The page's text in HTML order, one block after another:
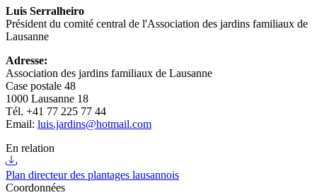
Luis Serralheiro
Président du comité central de l'Association des jardins familiaux de
Lausanne
Adresse:
Association des jardins familiaux de Lausanne
Case postale 48
1000 Lausanne 18
Tél. +41 77 225 77 44
Email: luis.jardins@hotmail.com
En relation
Plan directeur des plantages lausannois
Coordonnées